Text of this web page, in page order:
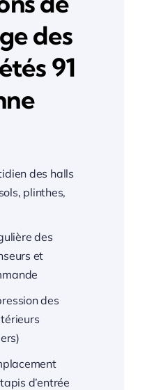
et Marne
de-Seine
Saint-Denis
de Marne
d’Oise
des
91
des halls
plinthes,
des
et
des
d’entrée